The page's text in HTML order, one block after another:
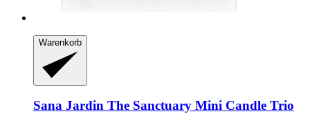
Warenkorb
Sana Jardin The Sanctuary Mini Candle Trio